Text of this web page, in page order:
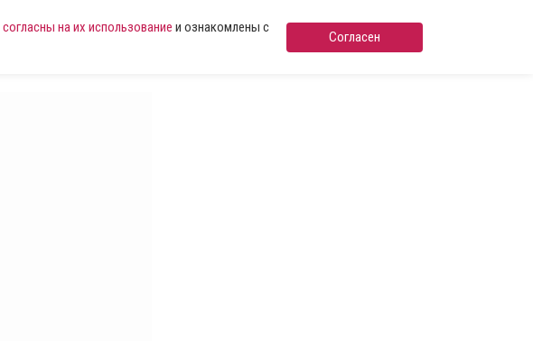
согласны на их использование и ознакомлены с
Согласен